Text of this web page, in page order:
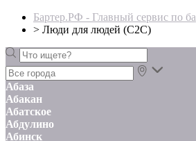
Бартер.РФ - Главный сервис по
> Люди для людей (С2С)
Абаза
Абакан
Абатское
Абдулино
Абинск